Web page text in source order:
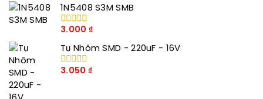
1N5408 S3M SMB
0
số
5
3.000 ₫
Tụ Nhôm SMD - 220uF - 16V
0
3.050 ₫